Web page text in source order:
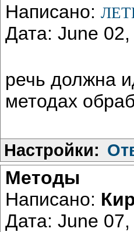
Написано:
Дата: June
речь должна
методах
Настройки:
Методы
Написано:
Дата: June